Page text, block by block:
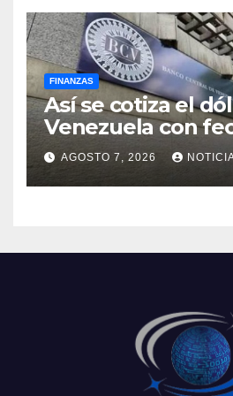
FINANZAS
Así se cotiza el
Venezuela con
lunes 10 de
AGOSTO 7, 2026